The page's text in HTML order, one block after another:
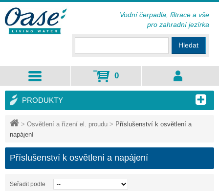
> Osvětlení a řízení el. proudu > Příslušenství k osvětlení a
napájení
Příslušenství k osvětlení a napájení
Seřadit podle
PRODUKTY
Hledat
0
Vodní čerpadla, filtrace a vše
pro zahradní jezírka